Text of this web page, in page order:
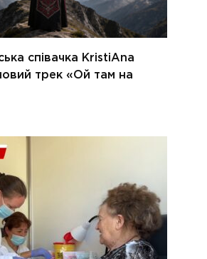
співачка KristiAna
трек «Ой там на